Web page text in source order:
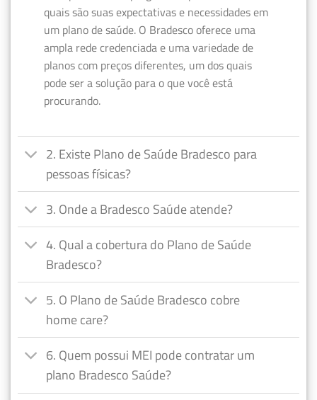
quais são suas expectativas e necessidades em
um plano de saúde. O Bradesco oferece uma
ampla rede credenciada e uma variedade de
planos com preços diferentes, um dos quais
pode ser a solução para o que você está
procurando.
2. Existe Plano de Saúde Bradesco para
pessoas físicas?
3. Onde a Bradesco Saúde atende?
4. Qual a cobertura do Plano de Saúde
Bradesco?
5. O Plano de Saúde Bradesco cobre
home care?
6. Quem possui MEI pode contratar um
plano Bradesco Saúde?